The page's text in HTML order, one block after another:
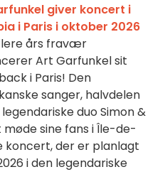
giver koncert i
i Paris i oktober 2026
års fravær
Art Garfunkel sit
i Paris! Den
sanger, halvdelen
duo Simon &
sine fans i Île-de-
koncert, der er planlagt
i den legendariske